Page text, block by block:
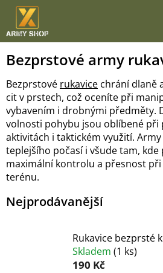
Přejít
obsah
Bezprstové army
Bezprstové rukavice chrání dlaně
cit v prstech, což oceníte při
vybavením i drobnými předměty.
volnosti pohybu jsou oblíbené
aktivitách i taktickém využití.
teplejšího počasí i všude tam,
maximální kontrolu a přesnost
terénu.
Nejprodávanější
Rukavice bezprsté
Skladem (1 ks)
190 Kč